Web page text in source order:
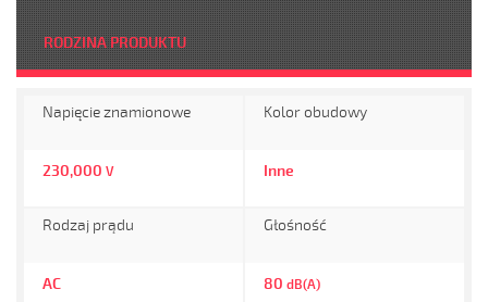
RODZINA PRODUKTU
Napięcie znamionowe
230,000 V
Kolor obudowy
Inne
Rodzaj prądu
AC
Głośność
80 dB(A)